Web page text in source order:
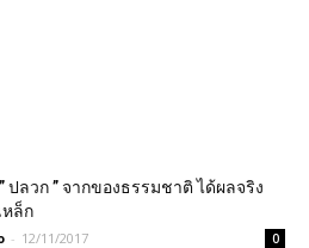
ปลวก ” จากของธรรมชาติ ได้ผลจริง
หล็ก
- 12/11/2017 0